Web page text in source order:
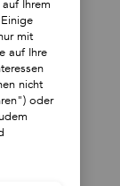
Ihrem
mit
auf Ihre
nicht
oder